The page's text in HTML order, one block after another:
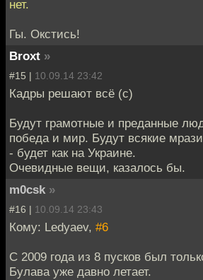
нет.
Гы. Окстись!
Broxt »
#15 | 10.09.14 23:42
Кадры решают всё (с)
Будут грамотные и преданные
победа и мир. Будут всякие
- будет как на Украине.
Очевидные вещи, казалось бы.
m0csk »
#16 | 10.09.14 23:43
Кому: Ledyaev, #6
С 2009 года из 8 пусков был
Булава уже давно летает.